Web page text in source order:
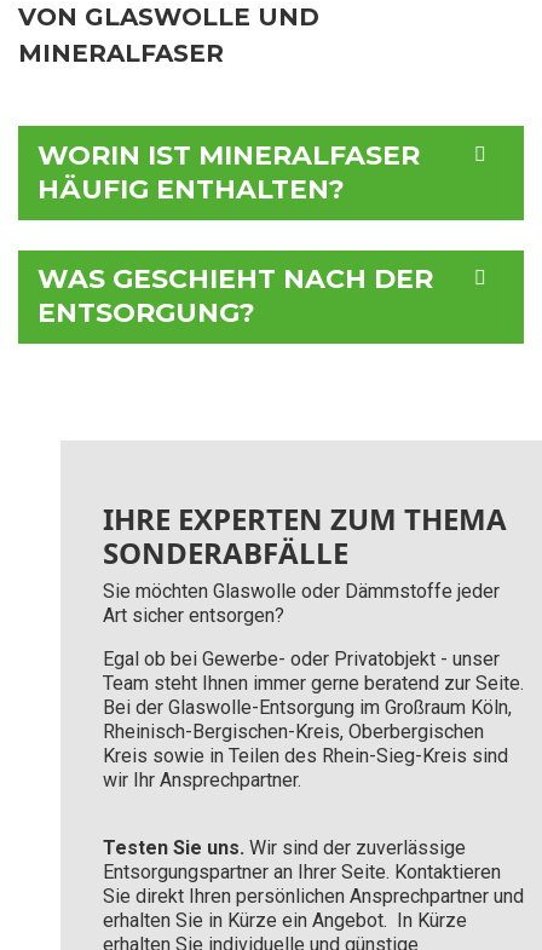
VON GLASWOLLE UND
MINERALFASER
WORIN IST MINERALFASER
HÄUFIG ENTHALTEN?
WAS GESCHIEHT NACH DER
ENTSORGUNG?
IHRE EXPERTEN ZUM THEMA
SONDERABFÄLLE
Sie möchten Glaswolle oder Dämmstoffe jeder
Art sicher entsorgen?
Egal ob bei Gewerbe- oder Privatobjekt - unser
Team steht Ihnen immer gerne beratend zur Seite.
Bei der Glaswolle-Entsorgung im Großraum Köln,
Rheinisch-Bergischen-Kreis, Oberbergischen
Kreis sowie in Teilen des Rhein-Sieg-Kreis sind
wir Ihr Ansprechpartner.
Testen Sie uns. Wir sind der zuverlässige
Entsorgungspartner an Ihrer Seite. Kontaktieren
Sie direkt Ihren persönlichen Ansprechpartner und
erhalten Sie in Kürze ein Angebot. In Kürze
erhalten Sie individuelle und günstige